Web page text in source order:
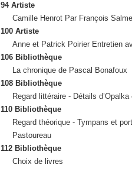
94 Artiste
Camille Henrot Par François
100 Artiste
Anne et Patrick Poirier Entretien
106 Bibliothèque
La chronique de Pascal Bonafoux
108 Bibliothèque
Regard littéraire - Détails
110 Bibliothèque
Regard théorique - Tympans et
Pastoureau
112 Bibliothèque
Choix de livres